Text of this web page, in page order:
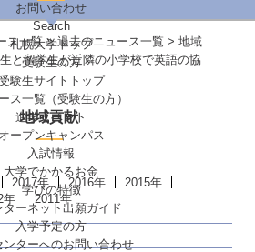
お問い合わせ
Search
札幌大学トップ
受験生の方
験生サイトトップ
ス一覧（受験生の方）
進学イベント
オープンキャンパス
入試情報
大学でかかるお金
学びの特徴
ターネット出願ガイド
入学予定の方
ンターへのお問い合わせ
ス一覧>過去のニュース一覧 > 地域
と留学生が近隣の小学校で英語の協
地域貢献
2017年 2016年
2015年
年 2011年